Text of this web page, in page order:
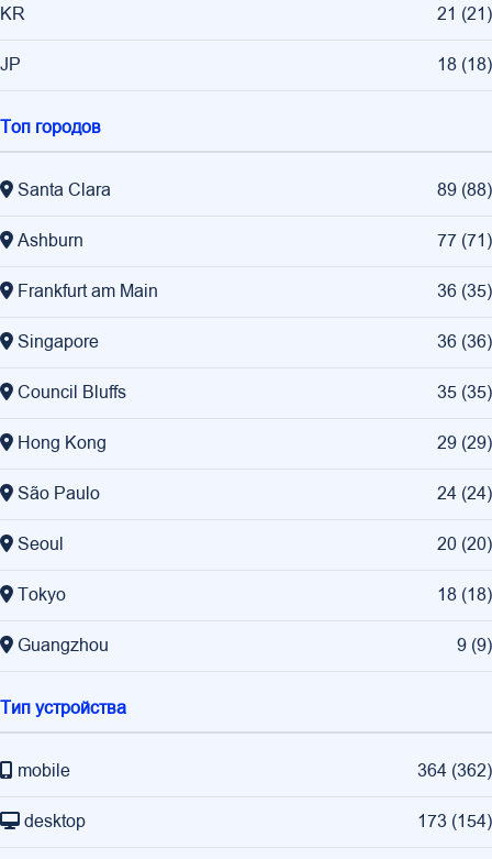
KR 21 (21)
JP 18 (18)
Топ городов
Santa Clara 89 (88)
Ashburn 77 (71)
Frankfurt am Main 36 (35)
Singapore 36 (36)
Council Bluffs 35 (35)
Hong Kong 29 (29)
São Paulo 24 (24)
Seoul 20 (20)
Tokyo 18 (18)
Guangzhou 9 (9)
Тип устройства
mobile 364 (362)
desktop 173 (154)